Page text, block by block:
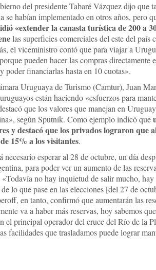
del presidente Tabaré Vázquez dijo que
se habían implementado en otros años, pero
«extender la canasta turística de 200 a
las superficies comerciales del este del país
el viceministro contó que para viajar a
pueden hacer las compras directamente
poder financiarlas hasta en 10 cuotas».
Uruguaya de Turismo (Camtur), Juan
están haciendo «esfuerzos para
que los valores que manejan en
según Sputnik. Como ejemplo indicó que
ydestacó que los privados lograron que
15% a los visitantes.
necesario esperar al 28 de octubre, un día
para poder ver un aumento de las
no hay inquietud de salir mucho,
lo que pase en las elecciones [del 27 de
en tanto, confirmó que aumentarán las
va a haber más reservas, hoy sabemos
el principal operador del cruce del Río de la
facilidades que trasladamos puede lograr